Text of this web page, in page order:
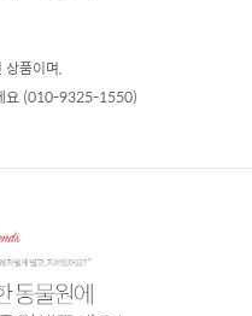
품이며,
요 (010-9325-1550)